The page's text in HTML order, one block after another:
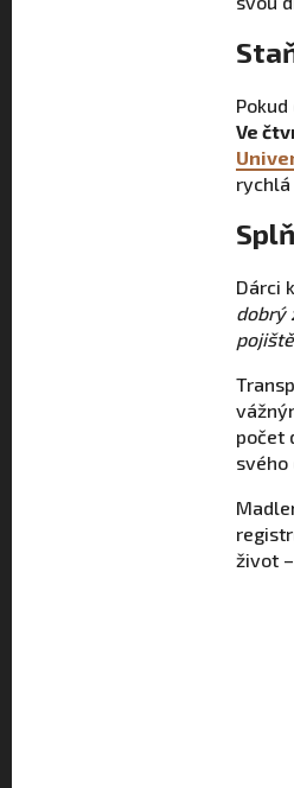
Ve
rychlá
Dárci
dobrý
počet
svého
život